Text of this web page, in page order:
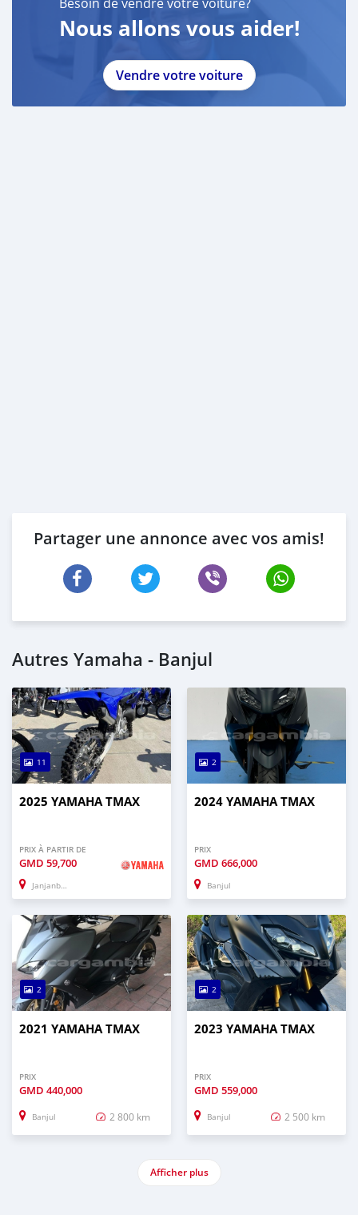
Nous allons vous aider!
Vendre votre voiture
Partager une annonce avec vos amis!
Autres Yamaha - Banjul
11
2025 YAMAHA TMAX
PRIX À PARTIR DE
GMD 59,700
Janjanbureh
2
2024 YAMAHA TMAX
PRIX
GMD 666,000
Banjul
2
2021 YAMAHA TMAX
PRIX
GMD 440,000
Banjul 2 800 km
2
2023 YAMAHA TMAX
PRIX
GMD 559,000
Banjul 2 500 km
Afficher plus